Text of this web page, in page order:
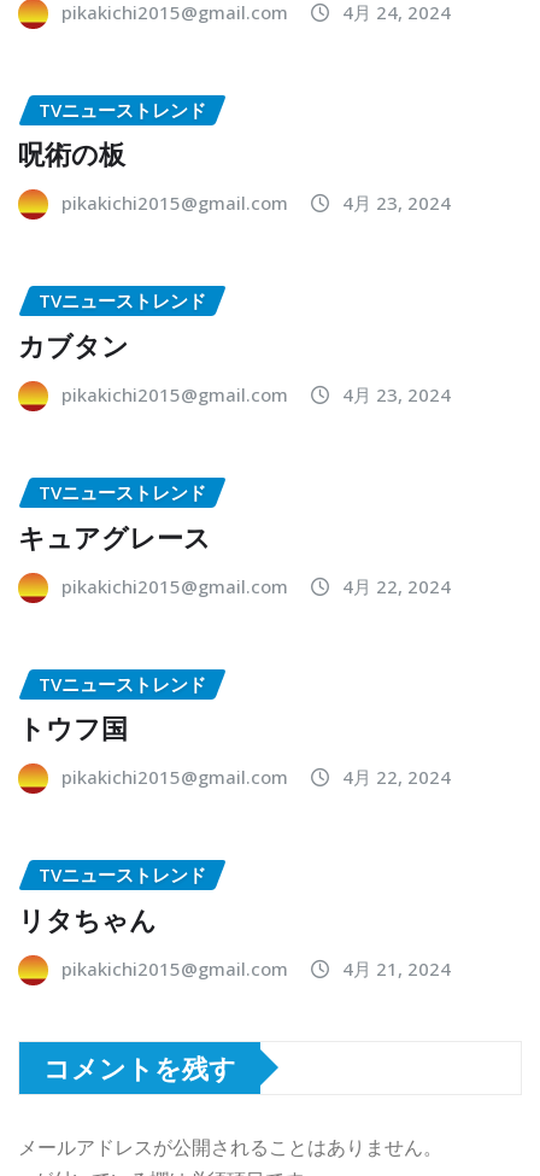
pikakichi2015@gmail.com 4月 24, 2024
TVニューストレンド
呪術の板
pikakichi2015@gmail.com 4月 23, 2024
TVニューストレンド
カブタン
pikakichi2015@gmail.com 4月 23, 2024
TVニューストレンド
キュアグレース
pikakichi2015@gmail.com 4月 22, 2024
TVニューストレンド
トウフ国
pikakichi2015@gmail.com 4月 22, 2024
TVニューストレンド
リタちゃん
pikakichi2015@gmail.com 4月 21, 2024
コメントを残す
メールアドレスが公開されることはありません。